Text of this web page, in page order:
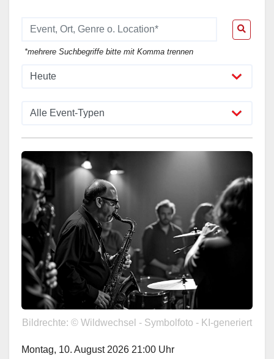
*mehrere Suchbegriffe bitte mit Komma trennen
Bildrechte: © Wildwechsel - Symbolfoto - KI-generiert
Montag, 10. August 2026 21:00 Uhr